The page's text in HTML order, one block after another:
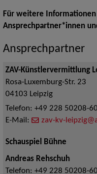
Für weitere
Ansprechpartner*innen
Ansprechpartner
ZAV-Künstlervermittlung
Rosa-Luxemburg-Str. 23
04103 Leipzig
Telefon: +49 228 50208-
E-Mail:
zav-kv-
Schauspiel Bühne
Andreas Rehschuh
Telefon: +49 228 50208-